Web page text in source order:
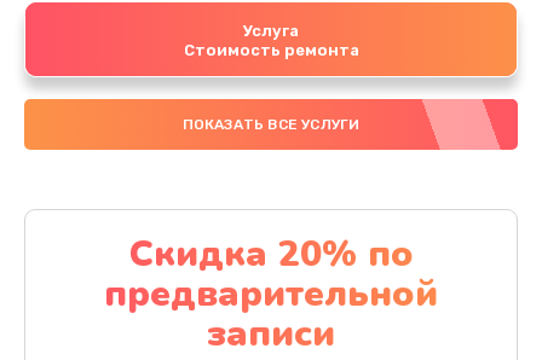
Услуга
Стоимость ремонта
ПОКАЗАТЬ ВСЕ УСЛУГИ
Скидка 20% по
предварительной
записи